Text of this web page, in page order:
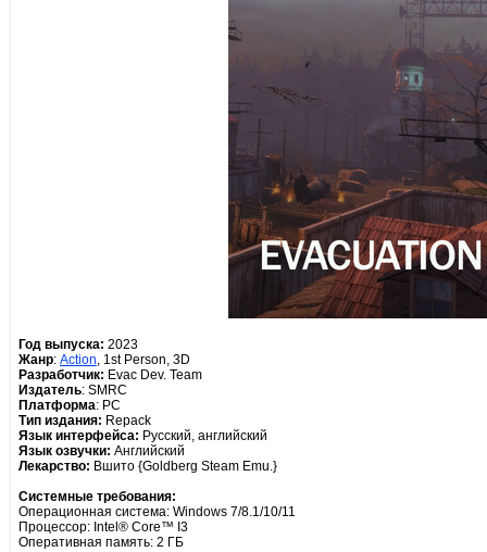
Год выпуска: 2023
Жанр: Action, 1st Person, 3D
Разработчик: Evac Dev. Team
Издатель: SMRC
Платформа: PC
Тип издания: Repack
Язык интерфейса: Русский, английский
Язык озвучки: Aнглийский
Лекарство: Вшито {Goldberg Steam Emu.}
Cистемные требования:
Операционная система: Windows 7/8.1/10/11
Процессор: Intel® Core™ I3
Оперативная память: 2 ГБ